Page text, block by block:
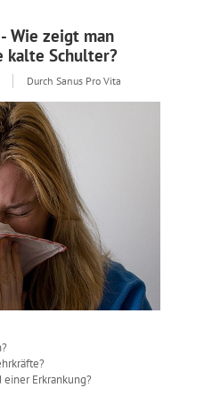
Wie zeigt man
kalte Schulter?
Durch Sanus Pro Vita
Erkrankung?